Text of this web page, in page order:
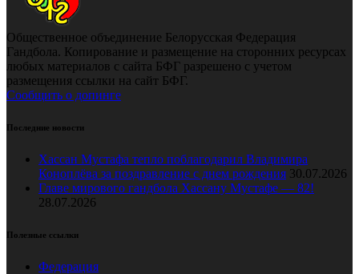
Общественное объединение Белорусская Федерация
Гандбола. Копирование и размещение на сторонних ресурсах
любых материалов с сайта БФГ разрешено с учетом
размещения ссылки на сайт БФГ.
Сообщить о допинге
Последние новости
Хассан Мустафа тепло поблагодарил Владимира
Коноплёва за поздравление с днем рождения 30.07.2026
Главе мирового гандбола Хассану Мустафе — 82!
28.07.2026
Полезные ссылки
Федерация